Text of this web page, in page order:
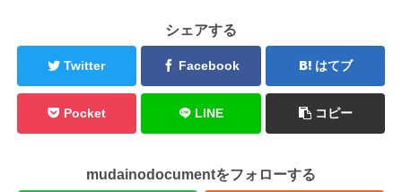
シェアする
Twitter Facebook はてブ
Pocket LINE コピー
mudainodocumentをフォローする